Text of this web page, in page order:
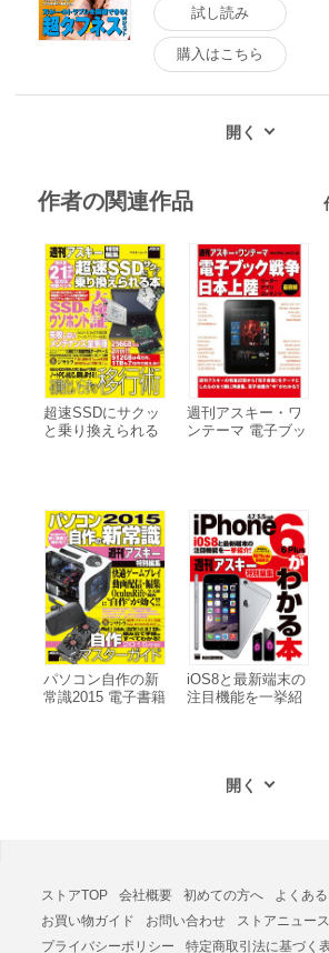
試し読み
購入はこちら
作者の関連作品
超速SSDにサクッ
と乗り換えられる
週刊アスキー・ワ
ンテーマ 電子ブッ
パソコン自作の新
常識2015 電子書籍
iOS8と最新端末の
注目機能を一挙紹
ストアTOP 会社概要 初めての方へ
よくあ
お買い物ガイド
お問い合わせ
ストアニュー
プライバシーポリシー
特定商取引法に基づく